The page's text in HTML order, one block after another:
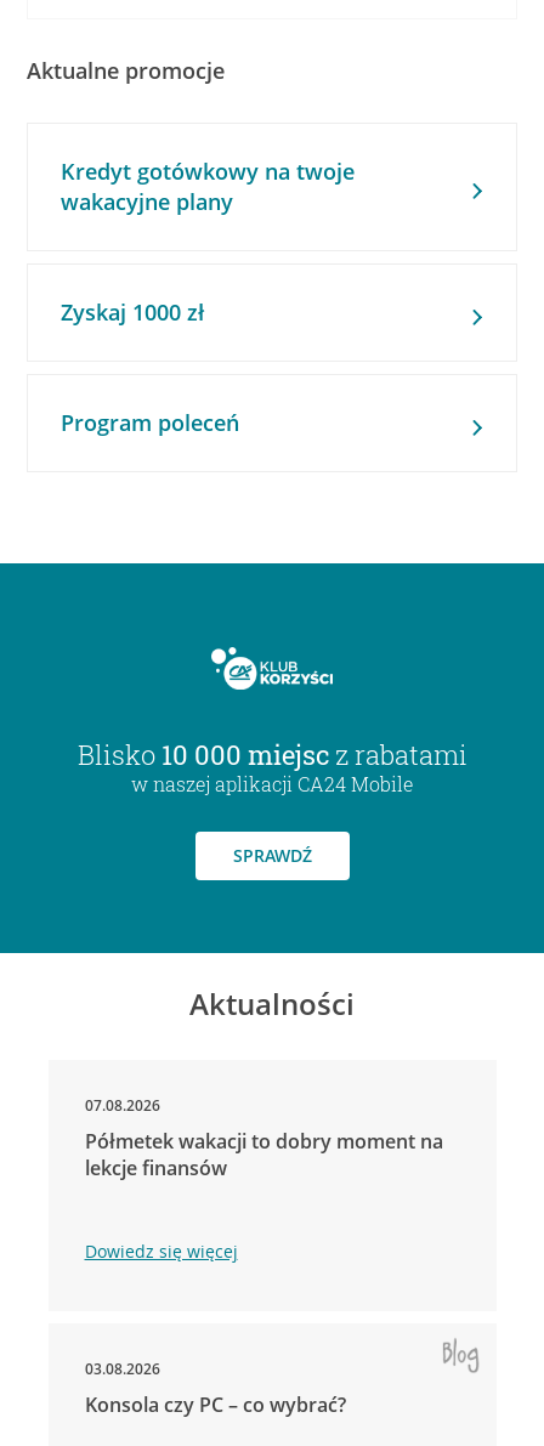
Aktualne promocje
Kredyt gotówkowy na twoje
wakacyjne plany
Zyskaj 1000 zł
Program poleceń
Blisko 10 000 miejsc z rabatami
w naszej aplikacji CA24 Mobile
SPRAWDŹ
Aktualności
07.08.2026
Półmetek wakacji to dobry moment na
lekcje finansów
Dowiedz się więcej
03.08.2026
Konsola czy PC – co wybrać?